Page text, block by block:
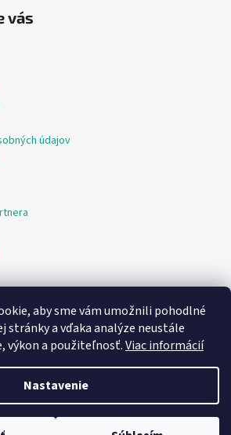
aby sme vám umožnili pohodlné
stránky a vďaka analýze neustále
výkon a použiteľnosť.Viac informácií
Nastavenie
vás
údajov
stará digitálna agentúra Consultee
Vytvoril Shoptet
. Všetky práva vyhradené.
nastavenie cookies